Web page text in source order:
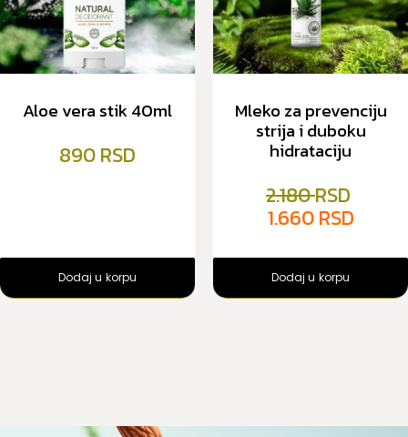
Aloe vera stik 40ml
890
Dodaj u korpu
Mleko za prevenciju
strija i duboku
hidrataciju
2.180
1.660
Dodaj u korpu